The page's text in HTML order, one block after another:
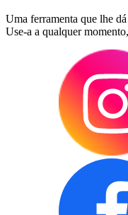
Uma ferramenta que lhe
Use-a a qualquer